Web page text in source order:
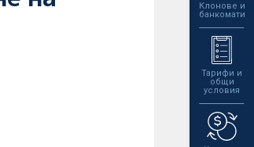
Клонове и
банкомати
Тарифи и
общи
условия